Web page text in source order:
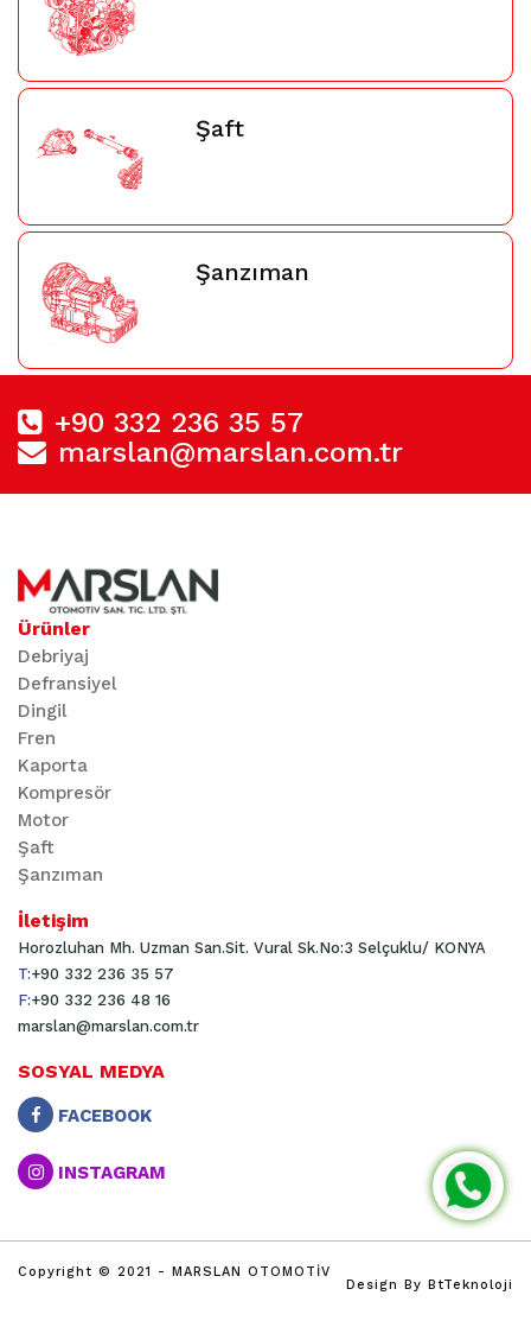
Şaft
Şanzıman
+90 332 236 35 57
marslan@marslan.com.tr
Ürünler
Debriyaj
Defransiyel
Dingil
Fren
Kaporta
Kompresör
Motor
Şaft
Şanzıman
İletişim
Horozluhan Mh. Uzman San.Sit. Vural Sk.No:3 Selçuklu/ KONYA
T:+90 332 236 35 57
F:+90 332 236 48 16
marslan@marslan.com.tr
SOSYAL MEDYA
FACEBOOK
INSTAGRAM
Copyright © 2021 - MARSLAN OTOMOTİV
Design By BtTeknoloji